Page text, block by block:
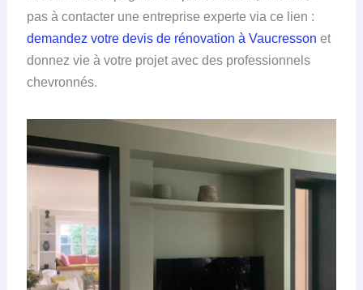
pas à contacter une entreprise experte via ce lien :
demandez votre devis de rénovation à Vaucresson et
donnez vie à votre projet avec des professionnels
chevronnés.